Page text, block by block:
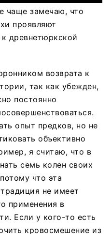
чаще замечаю, что
проявляют
древнетюркской
возврата к
так как убежден,
постоянно
опыт предков, но не
объективно
я считаю, что в
семь колен своих
что эта
не имеет
применения в
Если у кого-то есть
кровосмешение из